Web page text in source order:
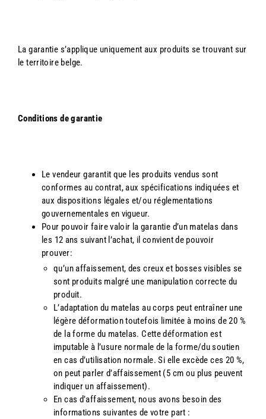
La garantie s’applique uniquement aux produits se trouvant sur
le territoire belge.
Conditions de garantie
Le vendeur garantit que les produits vendus sont
conformes au contrat, aux spécifications indiquées et
aux dispositions légales et/ou réglementations
gouvernementales en vigueur.
Pour pouvoir faire valoir la garantie d’un matelas dans
les 12 ans suivant l’achat, il convient de pouvoir
prouver:
qu’un affaissement, des creux et bosses visibles se
sont produits malgré une manipulation correcte du
produit.
L’adaptation du matelas au corps peut entraîner une
légère déformation toutefois limitée à moins de 20 %
de la forme du matelas. Cette déformation est
imputable à l’usure normale de la forme/du soutien
en cas d’utilisation normale. Si elle excède ces 20 %,
on peut parler d’affaissement (5 cm ou plus peuvent
indiquer un affaissement).
En cas d’affaissement, nous avons besoin des
informations suivantes de votre part :